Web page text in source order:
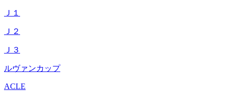
Ｊ１
Ｊ２
Ｊ３
ルヴァンカップ
ACLE